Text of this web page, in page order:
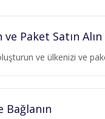
ve Paket Satın Alın
oluşturun ve ülkenizi ve